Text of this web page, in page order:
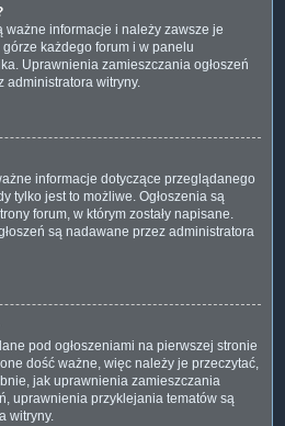
ważne informacje i należy zawsze je
każdego forum i w panelu
Uprawnienia zamieszczania ogłoszeń
administratora witryny.
informacje dotyczące przeglądanego
tylko jest to możliwe. Ogłoszenia są
forum, w którym zostały napisane.
są nadawane przez administratora
pod ogłoszeniami na pierwszej stronie
dość ważne, więc należy je przeczytać,
jak uprawnienia zamieszczania
uprawnienia przyklejania tematów są
witryny.